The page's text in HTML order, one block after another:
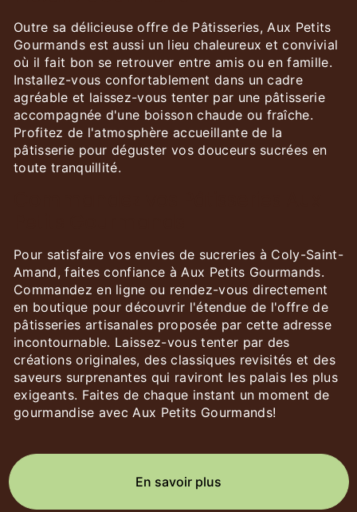
Outre sa délicieuse offre de Pâtisseries, Aux Petits
Gourmands est aussi un lieu chaleureux et convivial
où il fait bon se retrouver entre amis ou en famille.
Installez-vous confortablement dans un cadre
agréable et laissez-vous tenter par une pâtisserie
accompagnée d'une boisson chaude ou fraîche.
Profitez de l'atmosphère accueillante de la
pâtisserie pour déguster vos douceurs sucrées en
toute tranquillité.
Pour satisfaire vos envies de sucreries à Coly-Saint-
Amand, faites confiance à Aux Petits Gourmands.
Commandez en ligne ou rendez-vous directement
en boutique pour découvrir l'étendue de l'offre de
pâtisseries artisanales proposée par cette adresse
incontournable. Laissez-vous tenter par des
créations originales, des classiques revisités et des
saveurs surprenantes qui raviront les palais les plus
exigeants. Faites de chaque instant un moment de
gourmandise avec Aux Petits Gourmands!
En savoir plus